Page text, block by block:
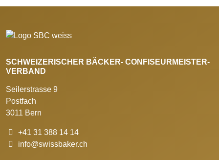
SCHWEIZERISCHER BÄCKER- CONFISEURMEISTER-
VERBAND
Seilerstrasse 9
Postfach
3011 Bern
+41 31 388 14 14
info@swissbaker.ch